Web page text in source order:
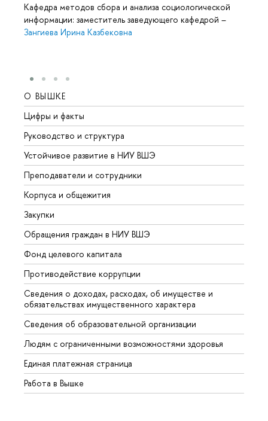
Кафедра методов сбора и анализа социологической
информации: заместитель заведующего кафедрой –
Зангиева Ирина Казбековна
О ВЫШКЕ
Цифры и факты
Руководство и структура
Устойчивое развитие в НИУ ВШЭ
Преподаватели и сотрудники
Корпуса и общежития
Закупки
Обращения граждан в НИУ ВШЭ
Фонд целевого капитала
Противодействие коррупции
Сведения о доходах, расходах, об имуществе и
обязательствах имущественного характера
Сведения об образовательной организации
Людям с ограниченными возможностями здоровья
Единая платежная страница
Работа в Вышке